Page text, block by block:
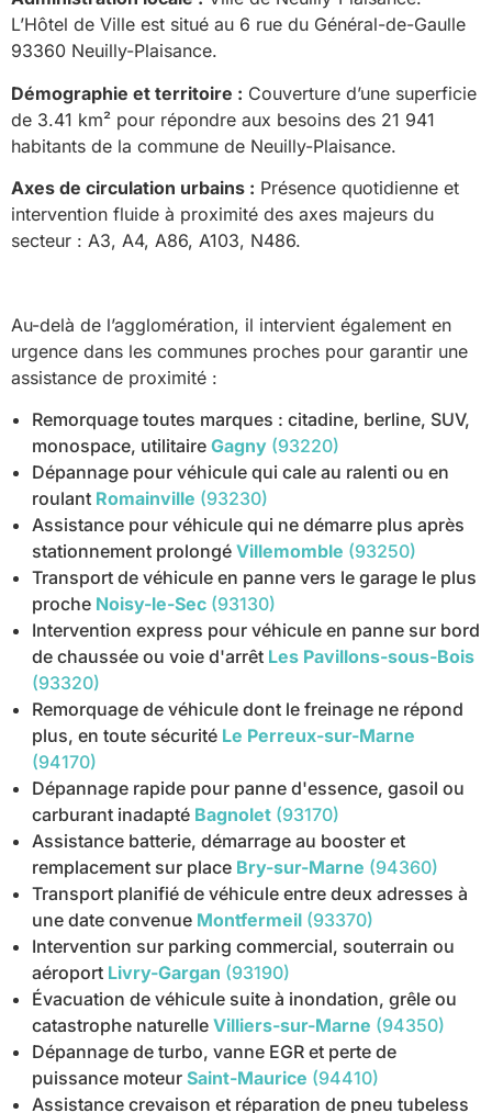
L’Hôtel de Ville est situé au 6 rue du Général-de-Gaulle
93360 Neuilly-Plaisance.
Démographie et territoire : Couverture d’une superficie
de 3.41 km² pour répondre aux besoins des 21 941
habitants de la commune de Neuilly-Plaisance.
Axes de circulation urbains : Présence quotidienne et
intervention fluide à proximité des axes majeurs du
secteur : A3, A4, A86, A103, N486.
Au-delà de l’agglomération, il intervient également en
urgence dans les communes proches pour garantir une
assistance de proximité :
Remorquage toutes marques : citadine, berline, SUV,
monospace, utilitaire Gagny (93220)
Dépannage pour véhicule qui cale au ralenti ou en
roulant Romainville (93230)
Assistance pour véhicule qui ne démarre plus après
stationnement prolongé Villemomble (93250)
Transport de véhicule en panne vers le garage le plus
proche Noisy-le-Sec (93130)
Intervention express pour véhicule en panne sur bord
de chaussée ou voie d'arrêt Les Pavillons-sous-Bois
(93320)
Remorquage de véhicule dont le freinage ne répond
plus, en toute sécurité Le Perreux-sur-Marne
(94170)
Dépannage rapide pour panne d'essence, gasoil ou
carburant inadapté Bagnolet (93170)
Assistance batterie, démarrage au booster et
remplacement sur place Bry-sur-Marne (94360)
Transport planifié de véhicule entre deux adresses à
une date convenue Montfermeil (93370)
Intervention sur parking commercial, souterrain ou
aéroport Livry-Gargan (93190)
Évacuation de véhicule suite à inondation, grêle ou
catastrophe naturelle Villiers-sur-Marne (94350)
Dépannage de turbo, vanne EGR et perte de
puissance moteur Saint-Maurice (94410)
Assistance crevaison et réparation de pneu tubeless